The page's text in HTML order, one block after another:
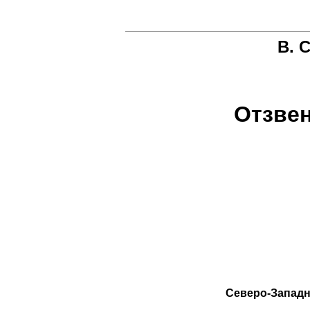
В.
Северо-